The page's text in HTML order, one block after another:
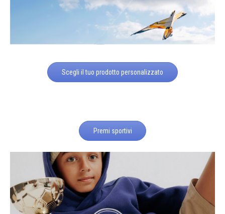
Scegli il tuo prodotto personalizzato
Premi sportivi